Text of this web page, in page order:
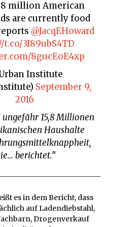
are currently food
@JacqEHoward
t.co/3I89ubS4TD
8gucEoE4xp
September 9,
2016
Haushalte
berichtet.”
es in dem Bericht, dass
auf Ladendiebstahl,
Drogenverkauf